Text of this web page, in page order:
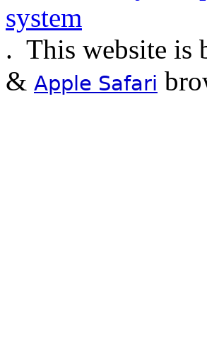
. This website is
& Apple Safari